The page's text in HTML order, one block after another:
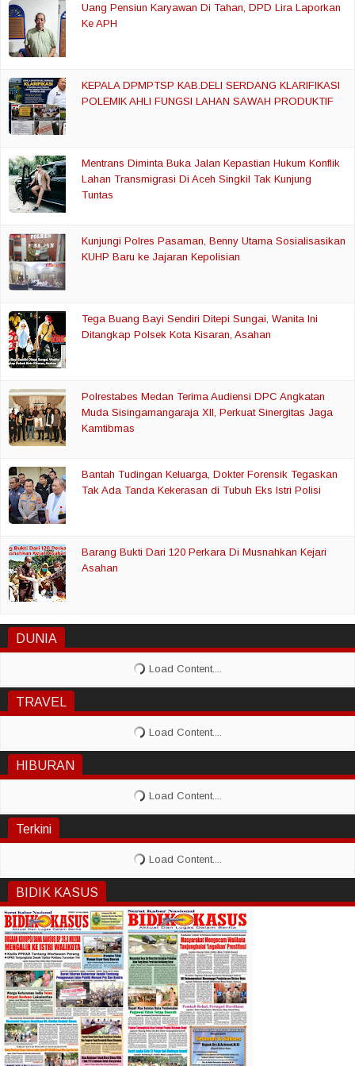
Uang Pensiun Karyawan Di Tahan, DPD Lira Laporkan
Ke APH
KEPALA DPMPTSP KAB.DELI SERDANG KLARIFIKASI
POLEMIK AHLI FUNGSI LAHAN SAWAH PRODUKTIF
Mentrans Diminta Buka Jalan Kepastian Hukum Konflik
Lahan Transmigrasi Di Aceh Singkil Tak Kunjung
Tuntas
Kunjungi Polres Pasaman, Benny Utama Sosialisasikan
KUHP Baru ke Jajaran Kepolisian
Tega Buang Bayi Sendiri Ditepi Sungai, Wanita Ini
Ditangkap Polsek Kota Kisaran, Asahan
Polrestabes Medan Terima Audiensi DPC Angkatan
Muda Sisingamangaraja XII, Perkuat Sinergitas Jaga
Kamtibmas
Bantah Tudingan Keluarga, Dokter Forensik Tegaskan
Tak Ada Tanda Kekerasan di Tubuh Eks Istri Polisi
Barang Bukti Dari 120 Perkara Di Musnahkan Kejari
Asahan
DUNIA
TRAVEL
HIBURAN
Terkini
BIDIK KASUS